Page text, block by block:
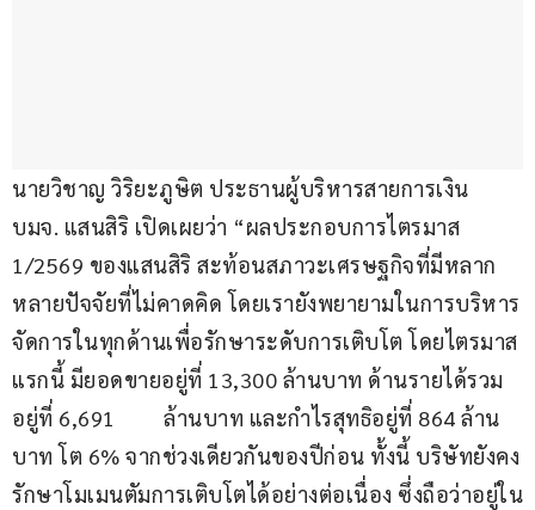
นายวิชาญ วิริยะภูษิต ประธานผู้บริหารสายการเงิน
บมจ. แสนสิริ เปิดเผยว่า “ผลประกอบการไตรมาส
1/2569 ของแสนสิริ สะท้อนสภาวะเศรษฐกิจที่มีหลาก
หลายปัจจัยที่ไม่คาดคิด โดยเรายังพยายามในการบริหาร
จัดการในทุกด้านเพื่อรักษาระดับการเติบโต โดยไตรมาส
แรกนี้ มียอดขายอยู่ที่ 13,300 ล้านบาท ด้านรายได้รวม
อยู่ที่ 6,691         ล้านบาท และกำไรสุทธิอยู่ที่ 864 ล้าน
บาท โต 6% จากช่วงเดียวกันของปีก่อน ทั้งนี้ บริษัทยังคง
รักษาโมเมนตัมการเติบโตได้อย่างต่อเนื่อง ซึ่งถือว่าอยู่ใน